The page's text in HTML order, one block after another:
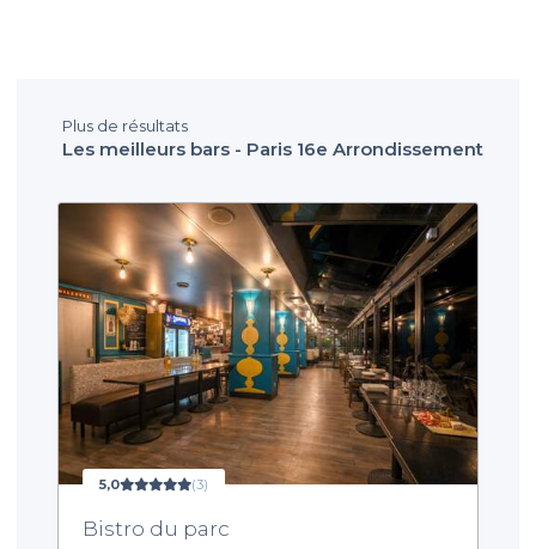
Plus de résultats
Les meilleurs bars - Paris 16e Arrondissement
5,0 (3)
Bistro du parc